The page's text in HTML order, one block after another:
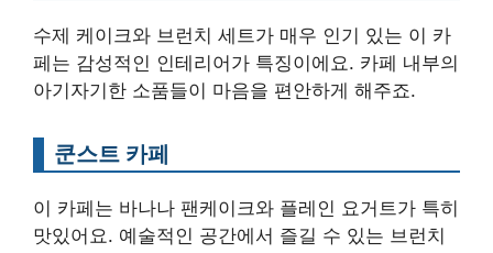
수제 케이크와 브런치 세트가 매우 인기 있는 이 카
페는 감성적인 인테리어가 특징이에요. 카페 내부의
아기자기한 소품들이 마음을 편안하게 해주죠.
쿤스트 카페
이 카페는 바나나 팬케이크와 플레인 요거트가 특히
맛있어요. 예술적인 공간에서 즐길 수 있는 브런치